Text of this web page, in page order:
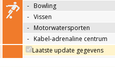
- Bowling
- Vissen
- Motorwatersporten
- Kabel-adrenaline centrum
Laatste update gegevens